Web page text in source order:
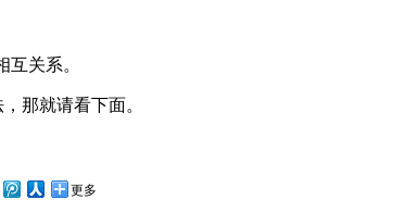
关系。
那就请看下面。
更多